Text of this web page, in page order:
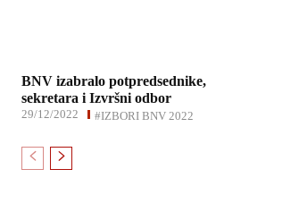
BNV izabralo potpredsednike,
sekretara i Izvršni odbor
#IZBORI BNV 2022
29/12/2022